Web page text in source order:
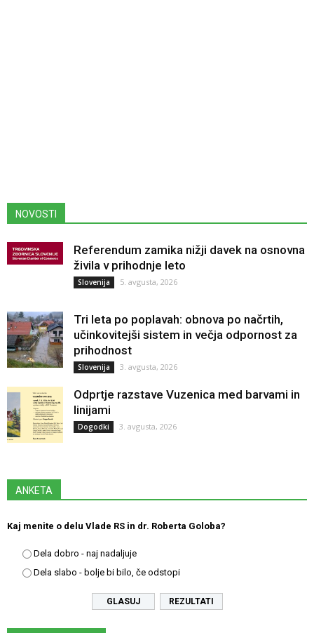
NOVOSTI
Referendum zamika nižji davek na osnovna
živila v prihodnje leto
Slovenija 5. avgusta, 2026
Tri leta po poplavah: obnova po načrtih,
učinkovitejši sistem in večja odpornost za
prihodnost
Slovenija 3. avgusta, 2026
Odprtje razstave Vuzenica med barvami in
linijami
Dogodki 3. avgusta, 2026
ANKETA
Kaj menite o delu Vlade RS in dr. Roberta Goloba?
Dela dobro - naj nadaljuje
Dela slabo - bolje bi bilo, če odstopi
REZULTATI